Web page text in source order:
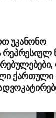
სამძებრო-
უკანონო
ქართული